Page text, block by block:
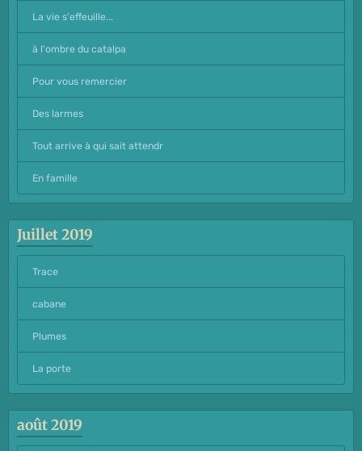
La vie s'effeuille...
à l'ombre du catalpa
Pour vous remercier
Des larmes
Tout arrive à qui sait attendr
En famille
Juillet 2019
Trace
cabane
Plumes
La porte
août 2019